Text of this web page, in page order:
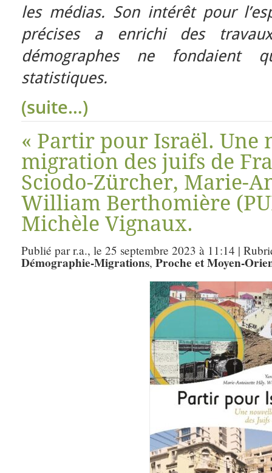
les médias. Son intérêt pour
précises a enrichi des
démographes ne fondaient
statistiques.
(suite…)
« Partir pour Israël. Une
migration des juifs de
Sciodo-Zürcher, Marie-
William Berthomière
Michèle Vignaux.
Publié par r.a., le 25 septembre 2023 à 11:14 |
Démographie-Migrations, Proche et Moyen-